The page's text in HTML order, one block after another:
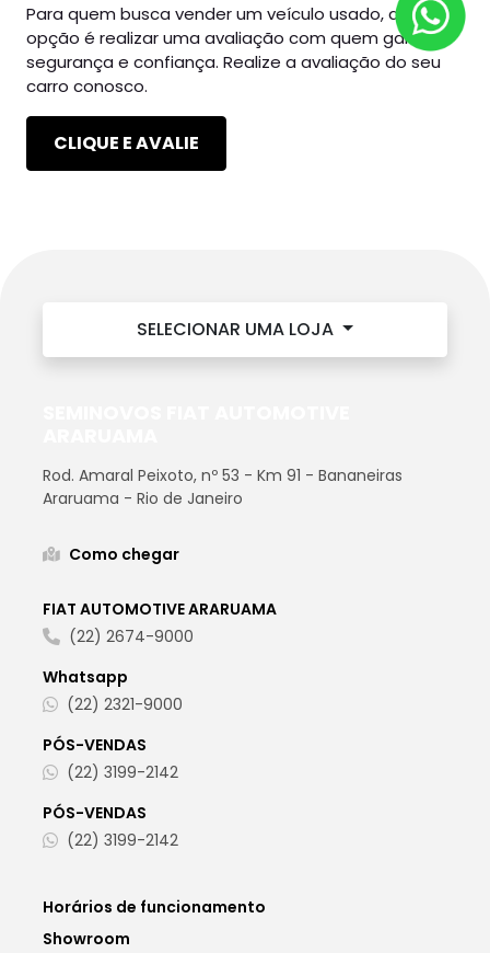
Para quem busca vender um veículo usado, a melhor
opção é realizar uma avaliação com quem garante
segurança e confiança. Realize a avaliação do seu
carro conosco.
CLIQUE E AVALIE
SELECIONAR UMA LOJA
Rod. Amaral Peixoto, nº 53 - Km 91 - Bananeiras
Araruama - Rio de Janeiro
Como chegar
FIAT AUTOMOTIVE ARARUAMA
(22) 2674-9000
Whatsapp
(22) 2321-9000
PÓS-VENDAS
(22) 3199-2142
PÓS-VENDAS
(22) 3199-2142
Horários de funcionamento
Showroom